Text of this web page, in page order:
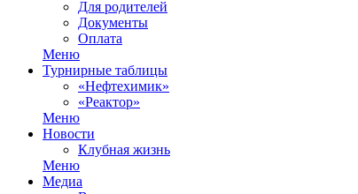
Для родителей
Документы
Оплата
Меню
Турнирные таблицы
«Нефтехимик»
«Реактор»
Меню
Новости
Клубная жизнь
Меню
Медиа